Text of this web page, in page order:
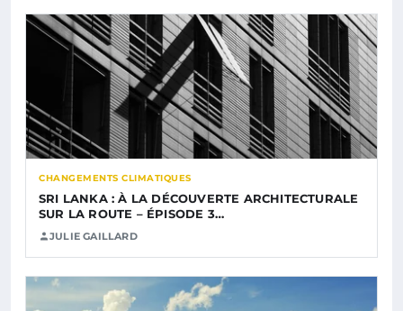
CHANGEMENTS CLIMATIQUES
SRI LANKA : À LA DÉCOUVERTE ARCHITECTURALE
SUR LA ROUTE – ÉPISODE 3…
JULIE GAILLARD